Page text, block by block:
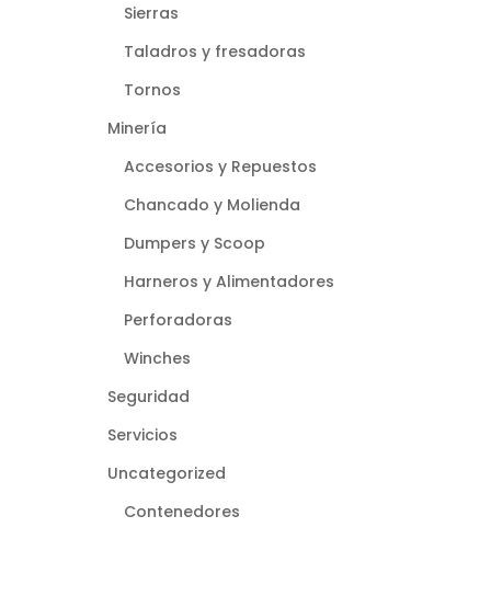
Sierras
Taladros y fresadoras
Tornos
Minería
Accesorios y Repuestos
Chancado y Molienda
Dumpers y Scoop
Harneros y Alimentadores
Perforadoras
Winches
Seguridad
Servicios
Uncategorized
Contenedores